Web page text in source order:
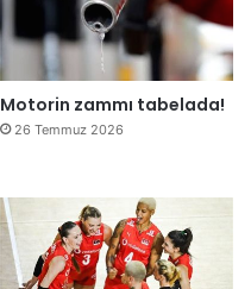
Motorin zammı tabelada!
26 Temmuz 2026